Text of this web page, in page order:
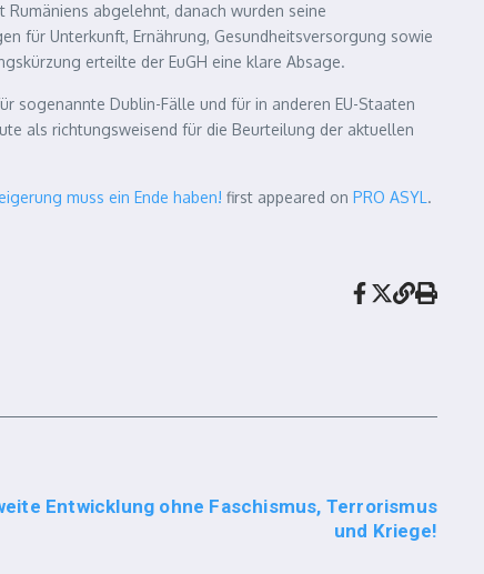
abgelehnt, danach wurden seine
für Unterkunft, Ernährung, Gesundheitsversorgung sowie
erteilte der EuGH eine klare Absage.
sogenannte Dublin-Fälle und für in anderen EU-Staaten
als richtungsweisend für die Beurteilung der aktuellen
muss ein Ende haben! first appeared on PRO ASYL .
Entwicklung ohne Faschismus, Terrorismus
und Kriege!